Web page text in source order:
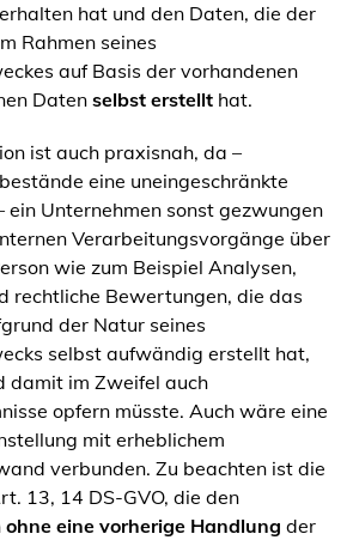
hat und den Daten, die der
Rahmen seines
auf Basis der vorhandenen
Daten selbst erstellt hat.
ist auch praxisnah, da –
eine uneingeschränkte
ein Unternehmen sonst gezwungen
Verarbeitungsvorgänge über
wie zum Beispiel Analysen,
rechtliche Bewertungen, die das
der Natur seines
selbst aufwändig erstellt hat,
damit im Zweifel auch
opfern müsste. Auch wäre eine
mit erheblichem
verbunden. Zu beachten ist die
13, 14 DS-GVO, die den
ohne eine vorherige Handlung der